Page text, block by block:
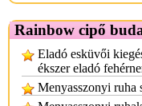
Rainbow cipő
Eladó esküvői
ékszer eladó
Menyasszonyi ruha